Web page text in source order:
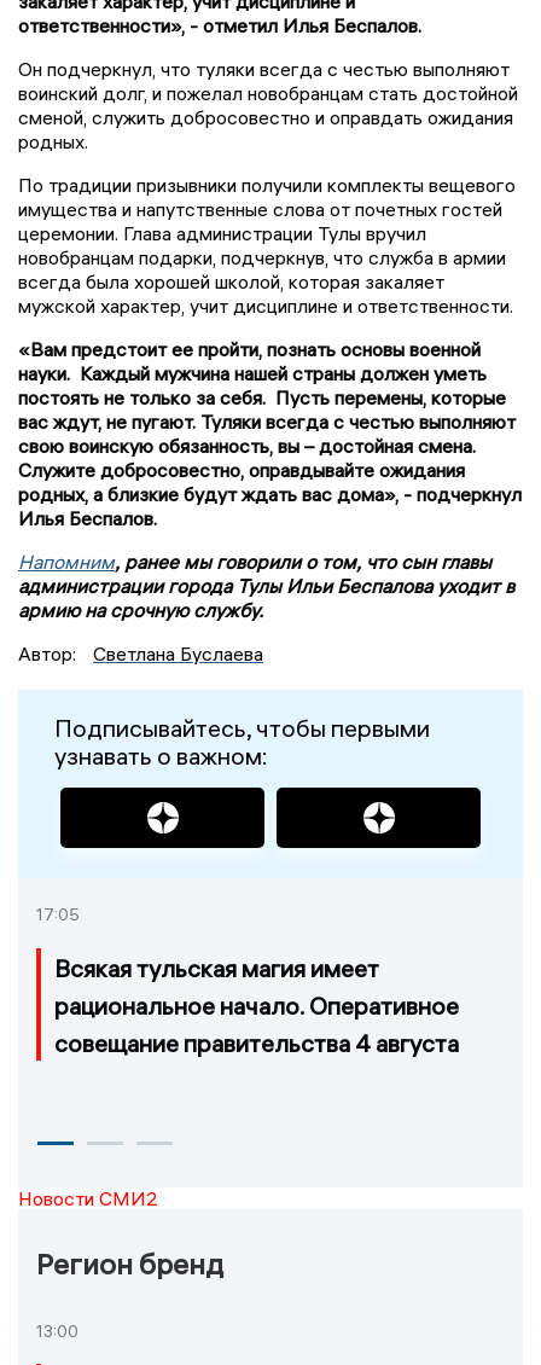
ответственности», - отметил Илья Беспалов.
Он подчеркнул, что туляки всегда с честью выполняют
воинский долг, и пожелал новобранцам стать достойной
сменой, служить добросовестно и оправдать ожидания
родных.
По традиции призывники получили комплекты вещевого
имущества и напутственные слова от почетных гостей
церемонии. Глава администрации Тулы вручил
новобранцам подарки, подчеркнув, что служба в армии
всегда была хорошей школой, которая закаляет
мужской характер, учит дисциплине и ответственности.
«Вам предстоит ее пройти, познать основы военной
науки. Каждый мужчина нашей страны должен уметь
постоять не только за себя. Пусть перемены, которые
вас ждут, не пугают. Туляки всегда с честью выполняют
свою воинскую обязанность, вы – достойная смена.
Служите добросовестно, оправдывайте ожидания
родных, а близкие будут ждать вас дома», - подчеркнул
Илья Беспалов.
Напомним, ранее мы говорили о том, что сын главы
администрации города Тулы Ильи Беспалова уходит в
армию на срочную службу.
Автор:
Светлана Буслаева
Подписывайтесь, чтобы первыми
узнавать о важном:
17:05
Всякая тульская магия имеет
рациональное начало. Оперативное
совещание правительства 4 августа
Новости СМИ2
Регион бренд
13:00